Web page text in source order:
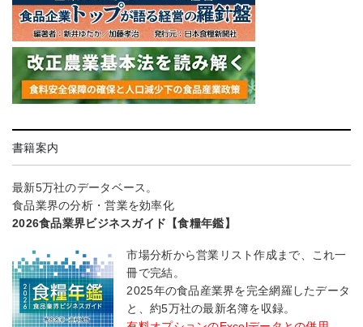
書籍案内
最新5万社のデータベース。
食品業界の分析・営業を効率化
2026食品業界ビジネスガイド【食糧年鑑】
市場分析から営業リスト作成まで、これ一
冊で完結。
2025年の食品産業界を完全網羅したデータ
と、約5万社の最新名簿を収録。